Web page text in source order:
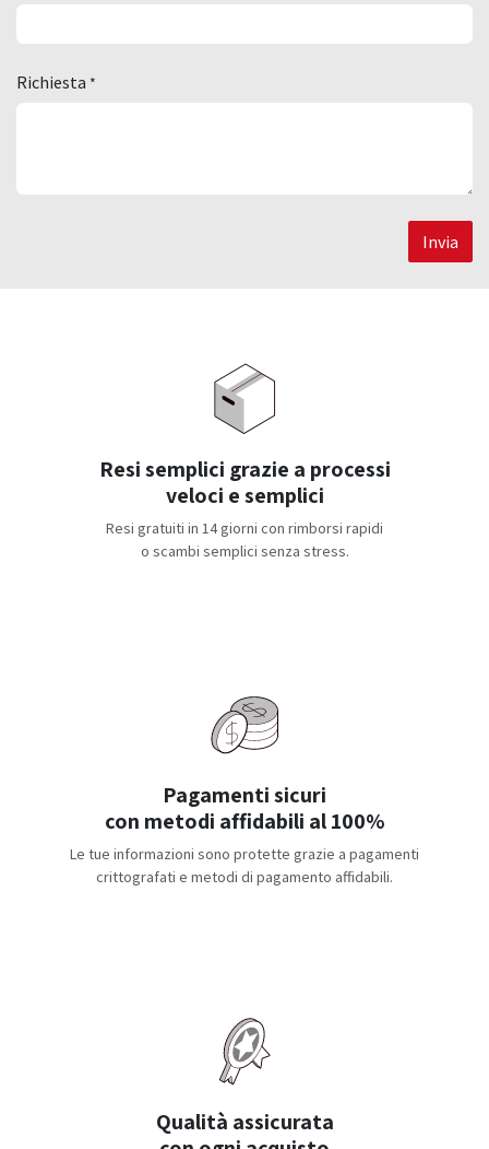
Richiesta *
Invia
Resi semplici grazie a processi
veloci e semplici
Resi gratuiti in 14 giorni con rimborsi rapidi
o scambi semplici senza stress.
Pagamenti sicuri
con metodi affidabili al 100%
Le tue informazioni sono protette grazie a pagamenti
crittografati e metodi di pagamento affidabili.
Qualità assicurata